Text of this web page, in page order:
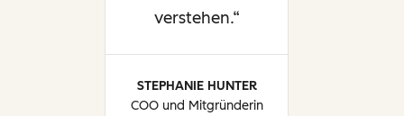
verstehen.
STEPHANIE HUNTER
COO und Mitgründerin